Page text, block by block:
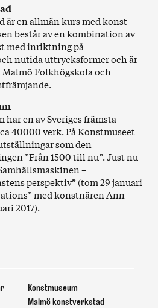
Konstmuseum
Malmö konstverkstad
är en allmän kurs med konst
består av en kombination av
med inriktning på
nutida uttrycksformer och är
Folkhögskola och
en av Sveriges främsta
40000 verk. På Konstmuseet
som den
”Från 1500 till nu”. Just nu
–
perspektiv” (tom 29 januari
med konstnären Ann
2017).